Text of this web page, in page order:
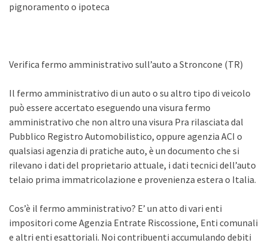
pignoramento o ipoteca
Verifica fermo amministrativo sull’auto a Stroncone (TR)
Il fermo amministrativo di un auto o su altro tipo di veicolo
può essere accertato eseguendo una visura fermo
amministrativo che non altro una visura Pra rilasciata dal
Pubblico Registro Automobilistico, oppure agenzia ACI o
qualsiasi agenzia di pratiche auto, è un documento che si
rilevano i dati del proprietario attuale, i dati tecnici dell’auto
telaio prima immatricolazione e provenienza estera o Italia.
Cos’è il fermo amministrativo? E’ un atto di vari enti
impositori come Agenzia Entrate Riscossione, Enti comunali
e altri enti esattoriali. Noi contribuenti accumulando debiti